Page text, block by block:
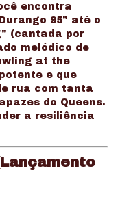
encontra
95" até o
(cantada por
melódico de
at the
e que
rua com tanta
do Queens.
a resiliência